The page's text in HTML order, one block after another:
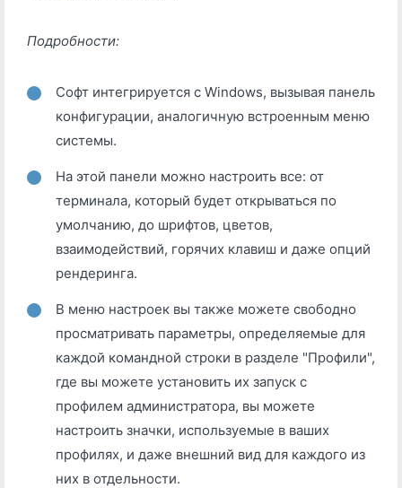
Подробности:
Софт интегрируется с Windows, вызывая панель
конфигурации, аналогичную встроенным меню
системы.
На этой панели можно настроить все: от
терминала, который будет открываться по
умолчанию, до шрифтов, цветов,
взаимодействий, горячих клавиш и даже опций
рендеринга.
В меню настроек вы также можете свободно
просматривать параметры, определяемые для
каждой командной строки в разделе "Профили",
где вы можете установить их запуск с
профилем администратора, вы можете
настроить значки, используемые в ваших
профилях, и даже внешний вид для каждого из
них в отдельности.